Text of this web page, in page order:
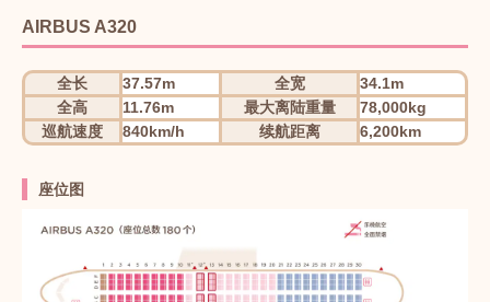
AIRBUS A320
全长 37.57m 全宽
34.1m
全高
11.76m 最大离陆重量
78,000kg
巡航速度
840km/h 续航距离 6,200km
座位图